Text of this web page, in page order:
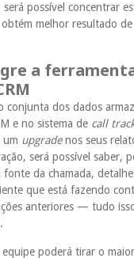
possível concentrar
melhor resultado de
a
conjunta dos dados
e no sistema de call
um upgradenos seus
será possível saber,
fonte da chamada,
que está fazendo
anteriores — tudo
equipe poderá tirar o